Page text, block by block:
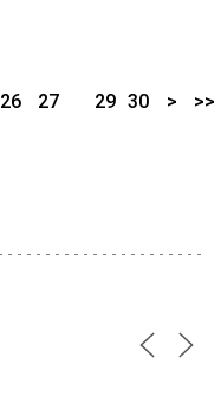
26
27
29 30 > >>